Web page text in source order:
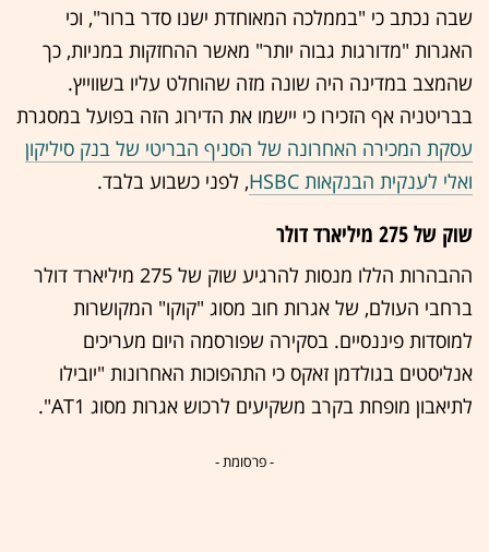
שבה נכתב כי "בממלכה המאוחדת ישנו סדר ברור", וכי
האגרות "מדורגות גבוה יותר" מאשר ההחזקות במניות, כך
שהמצב במדינה היה שונה מזה שהוחלט עליו בשווייץ.
בבריטניה אף הזכירו כי יישמו את הדירוג הזה בפועל במסגרת
עסקת המכירה האחרונה של הסניף הבריטי של בנק סיליקון
ואלי לענקית הבנקאות HSBC
, לפני כשבוע בלבד.
שוק של 275 מיליארד דולר
ההבהרות הללו מנסות להרגיע שוק של 275 מיליארד דולר
ברחבי העולם, של אגרות חוב מסוג "קוקו" המקושרות
למוסדות פיננסיים. בסקירה שפורסמה היום מעריכים
אנליסטים בגולדמן זאקס כי התהפוכות האחרונות "יובילו
לתיאבון מופחת בקרב משקיעים לרכוש אגרות מסוג AT1".
- פרסומת -